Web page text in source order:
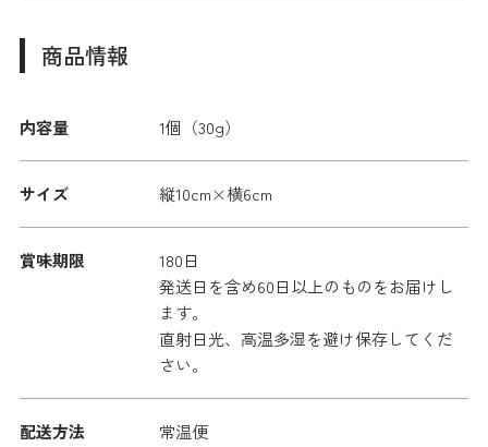
商品情報
内容量 1個（30g）
サイズ 縦10cm×横6cm
賞味期限
180日
発送日を含め60日以上のものをお届けし
ます。
直射日光、高温多湿を避け保存してくだ
さい。
配送方法 常温便